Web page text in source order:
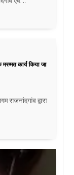
कार्य किया जा
द्वारा